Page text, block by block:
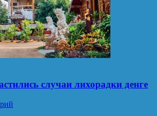
случаи лихорадки денге